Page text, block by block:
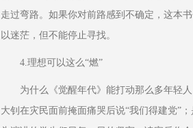
走过弯路。如果你对前路感到不确定，这本
以迷茫，但不能停止寻找。
4.理想可以这么“燃”
为什么《觉醒年代》能打动那么多年轻
大钊在灾民面前掩面痛哭后说“我们得建党”